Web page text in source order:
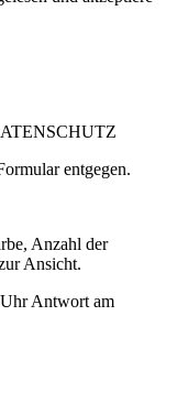
entgegen.
Anzahl der
Ansicht.
Antwort am